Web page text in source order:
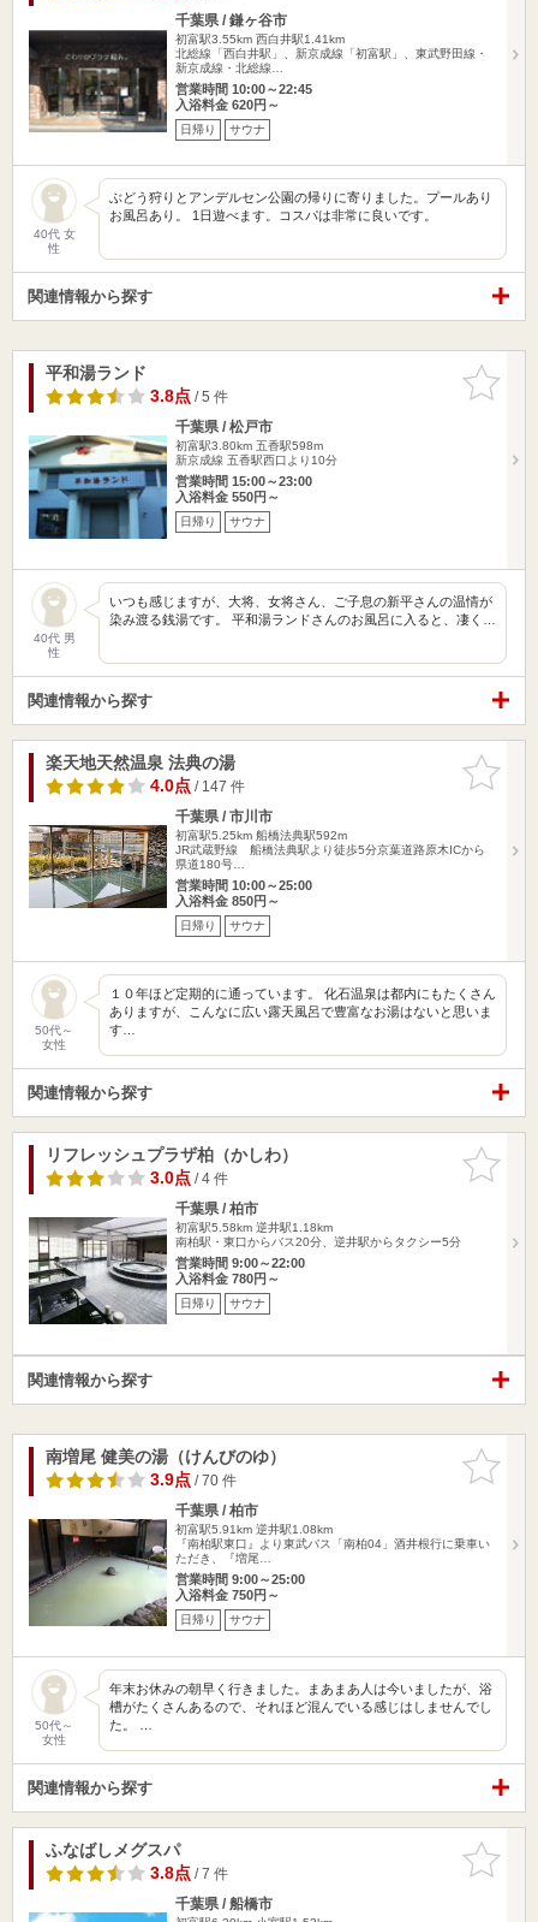
千葉県 / 鎌ヶ谷市
初富駅3.55km 西白井駅1.41km
北総線「西白井駅」、新京成線「初富駅」、東武野田線・
新京成線・北総線…
営業時間 10:00～22:45
入浴料金 620円～
日帰り サウナ
40代 女
性
ぶどう狩りとアンデルセン公園の帰りに寄りました。プールあり
お風呂あり。 1日遊べます。コスパは非常に良いです。
関連情報から探す
お気に入
りに追加
平和湯ランド
3.8点/ 5 件
千葉県 / 松戸市
初富駅3.80km 五香駅598m
新京成線 五香駅西口より10分
営業時間 15:00～23:00
入浴料金 550円～
日帰り サウナ
40代 男
性
いつも感じますが、大将、女将さん、ご子息の新平さんの温情が
染み渡る銭湯です。 平和湯ランドさんのお風呂に入ると、凄く…
関連情報から探す
お気に入
りに追加
楽天地天然温泉 法典の湯
4.0点/ 147 件
千葉県 / 市川市
初富駅5.25km 船橋法典駅592m
JR武蔵野線 船橋法典駅より徒歩5分京葉道路原木ICから
県道180号…
営業時間 10:00～25:00
入浴料金 850円～
日帰り サウナ
50代～
女性
１０年ほど定期的に通っています。 化石温泉は都内にもたくさん
ありますが、こんなに広い露天風呂で豊富なお湯はないと思いま
す…
関連情報から探す
お気に入
りに追加
リフレッシュプラザ柏（かしわ）
3.0点/ 4 件
千葉県 / 柏市
初富駅5.58km 逆井駅1.18km
南柏駅・東口からバス20分、逆井駅からタクシー5分
営業時間 9:00～22:00
入浴料金 780円～
日帰り サウナ
関連情報から探す
お気に入
りに追加
南増尾 健美の湯（けんびのゆ）
3.9点/ 70 件
千葉県 / 柏市
初富駅5.91km 逆井駅1.08km
『南柏駅東口』より東武バス「南柏04」酒井根行に乗車い
ただき、『増尾…
営業時間 9:00～25:00
入浴料金 750円～
日帰り サウナ
50代～
女性
年末お休みの朝早く行きました。まあまあ人は今いましたが、浴
槽がたくさんあるので、それほど混んでいる感じはしませんでし
た。 …
関連情報から探す
お気に入
りに追加
ふなばしメグスパ
3.8点/ 7 件
千葉県 / 船橋市